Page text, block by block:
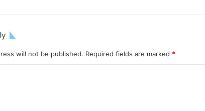
will not be published. Required fields are marked *